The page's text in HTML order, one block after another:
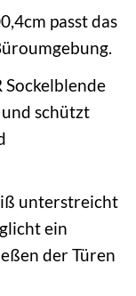
passt das
Sockelblende
schützt
unterstreicht
ein
der Türen